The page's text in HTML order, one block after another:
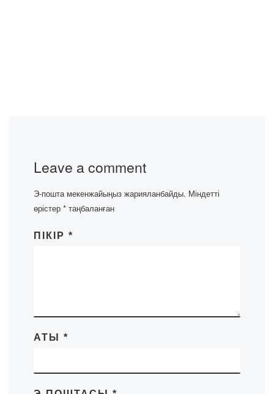
Leave a comment
Э-пошта мекенжайыңыз жарияланбайды. Міндетті
өрістер * таңбаланған
ПІКІР *
АТЫ *